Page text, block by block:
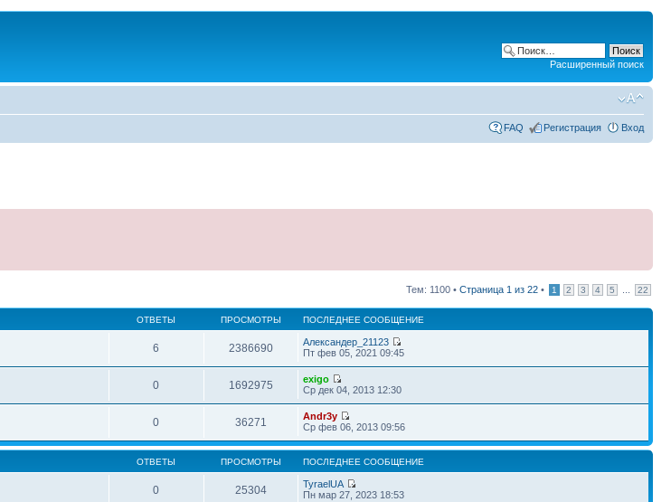
Расширенный поиск
FAQ Регистрация Вход
Тем: 1100 • Страница 1 из 22 • 1 2 3 4 5 22
ОТВЕТЫ ПРОСМОТРЫ ПОСЛЕДНЕЕ СООБЩЕНИЕ
6 2386690
Александер_21123
Пт фев 05, 2021 09:45
0 1692975
exigo
Ср дек 04, 2013 12:30
0 36271
Andr3y
Ср фев 06, 2013 09:56
ОТВЕТЫ ПРОСМОТРЫ ПОСЛЕДНЕЕ СООБЩЕНИЕ
0 25304
TyraelUA
Пн мар 27, 2023 18:53